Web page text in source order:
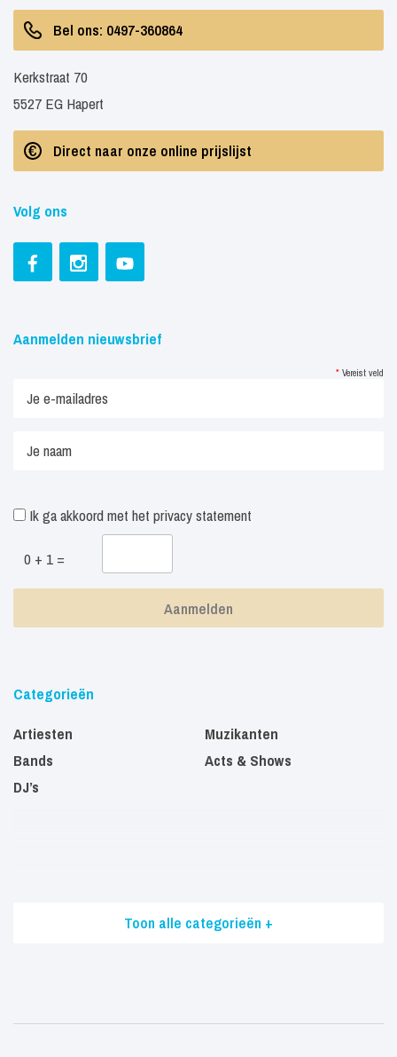
Bel ons: 0497-360864
Kerkstraat 70
5527 EG Hapert
Direct naar onze online prijslijst
Volg ons
Aanmelden nieuwsbrief
* Vereist veld
Ik ga akkoord met het privacy statement
0 + 1 =
Categorieën
Artiesten
Bands
DJ’s
Muzikanten
Acts & Shows
Toon alle categorieën +